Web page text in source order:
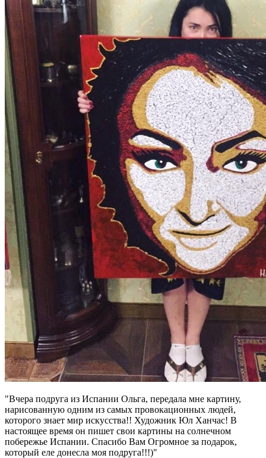
"Вчера подруга из Испании Ольга, передала мне картину,
нарисованную одним из самых провокационных людей,
которого знает мир искусства!! Художник Юл Ханчас! В
настоящее время он пишет свои картины на солнечном
побережье Испании. Спасибо Вам Огромное за подарок,
который еле донесла моя подруга!!!)"